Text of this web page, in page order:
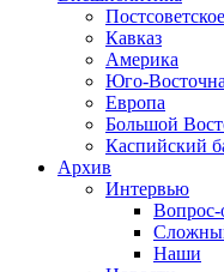
Кавказ
Америка
Юго-
Европа
Большой
Каспийский
Архив
Интервью
Вопрос-
Наши